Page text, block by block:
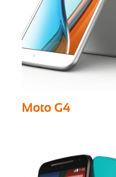
Moto G4